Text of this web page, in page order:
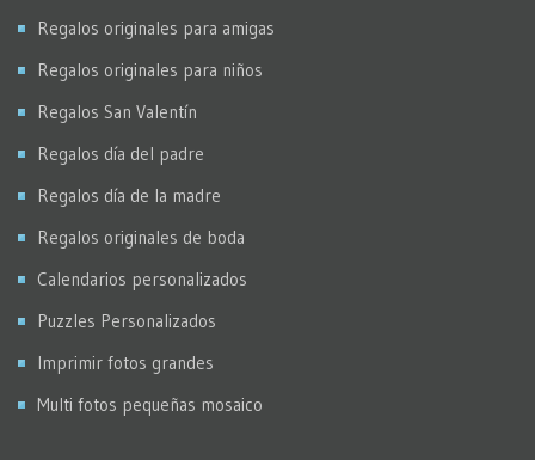
Regalos originales para amigas
Regalos originales para niños
Regalos San Valentín
Regalos día del padre
Regalos día de la madre
Regalos originales de boda
Calendarios personalizados
Puzzles Personalizados
Imprimir fotos grandes
Multi fotos pequeñas mosaico